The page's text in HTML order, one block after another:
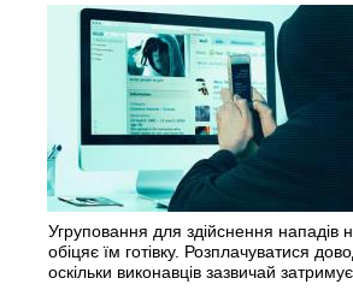
Угруповання для здійснення нападів
обіцяє їм готівку. Розплачуватися
оскільки виконавців зазвичай затримує